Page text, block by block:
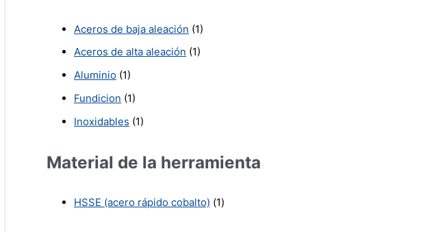
Aceros de baja aleación (1)
Aceros de alta aleación (1)
Aluminio (1)
Fundicion (1)
Inoxidables (1)
Material de la herramienta
HSSE (acero rápido cobalto) (1)